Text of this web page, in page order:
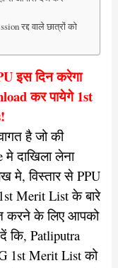
रद्द वाले छात्रों को
इस दिन करेगा
कर पायेगे1st
है जो की
दाखिला लेना
मे, विस्तार से PPU
1st Merit List के बारे
करने के लिए आपको
कि, Patliputra
1st MeritList को